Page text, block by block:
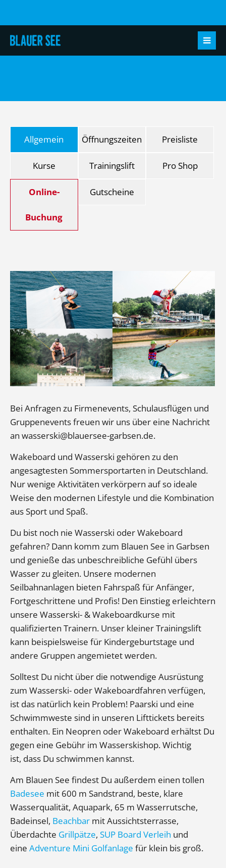
Allgemein Öffnungszeiten Preisliste
Kurse Trainingslift Pro Shop
Online-
Buchung
Gutscheine
Bei Anfragen zu Firmenevents, Schulausflügen und
Gruppenevents freuen wir uns über eine Nachricht
an wasserski@blauersee-garbsen.de.
Wakeboard und Wasserski gehören zu den
angesagtesten Sommersportarten in Deutschland.
Nur wenige Aktivitäten verkörpern auf so ideale
Weise den modernen Lifestyle und die Kombination
aus Sport und Spaß.
Du bist noch nie Wasserski oder Wakeboard
gefahren? Dann komm zum Blauen See in Garbsen
und genieße das unbeschreibliche Gefühl übers
Wasser zu gleiten. Unsere modernen
Seilbahnanlagen bieten Fahrspaß für Anfänger,
Fortgeschrittene und Profis! Den Einstieg erleichtern
unsere Wasserski- & Wakeboardkurse mit
qualifizierten Trainern. Unser kleiner Trainingslift
kann beispielsweise für Kindergeburtstage und
andere Gruppen angemietet werden.
Solltest Du nicht über die notwendige Ausrüstung
zum Wasserski- oder Wakeboardfahren verfügen,
ist das natürlich kein Problem! Paarski und eine
Schwimmweste sind in unseren Lifttickets bereits
enthalten. Ein Neopren oder Wakeboard erhältst Du
gegen eine Gebühr im Wasserskishop. Wichtig
ist, dass Du schwimmen kannst.
Am Blauen See findest Du außerdem einen tollen
Badesee mit 600 m Sandstrand, beste, klare
Wasserqualität, Aquapark, 65 m Wasserrutsche,
Badeinsel, Beachbar mit Aussichtsterrasse,
Überdachte Grillpätze, SUP Board Verleih und
eine Adventure Mini Golfanlage für klein bis groß.